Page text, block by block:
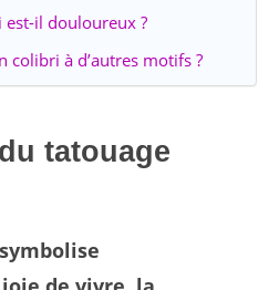
il douloureux ?
colibri à d’autres motifs ?
tatouage